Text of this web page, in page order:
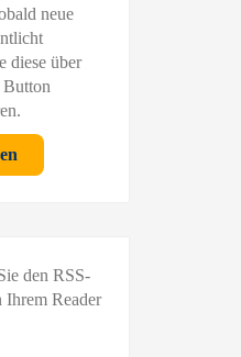
neue
diese über
Button
den RSS-
Ihrem Reader